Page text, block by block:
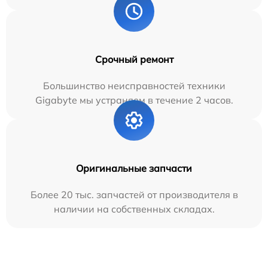
Срочный ремонт
Большинство неисправностей техники
Gigabyte мы устраняем в течение 2 часов.
Оригинальные запчасти
Более 20 тыс. запчастей от производителя в
наличии на собственных складах.